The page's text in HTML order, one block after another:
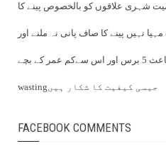
شہری علاقوں کو بالخصوص پینے کا
نہیں پینے کا صاف پانی نہ ملنے اور
غذا کی کمی کے باعث 5 برس اور اس سےکم عمر کے بچے stunting اور
wastingجیسی کیفیت کا شکار ہیں
FACEBOOK COMMENTS